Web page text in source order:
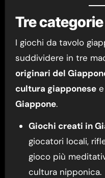
Tre
I giochi da tavolo
suddividere in tre
originari del
cultura giapponesee
Giappone.
Giochi creati in
giocatori locali,
gioco più
cultura nipponica.